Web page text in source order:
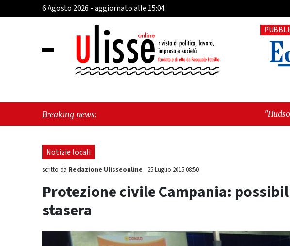
6 Agosto 2026 - aggiornato alle 15:04
Breaking news: "Hudson Yards: qui New
Notizie locali
scritto da Redazione Ulisseonline - 25 Luglio 2015 08:50
Protezione civile Campania:
stasera